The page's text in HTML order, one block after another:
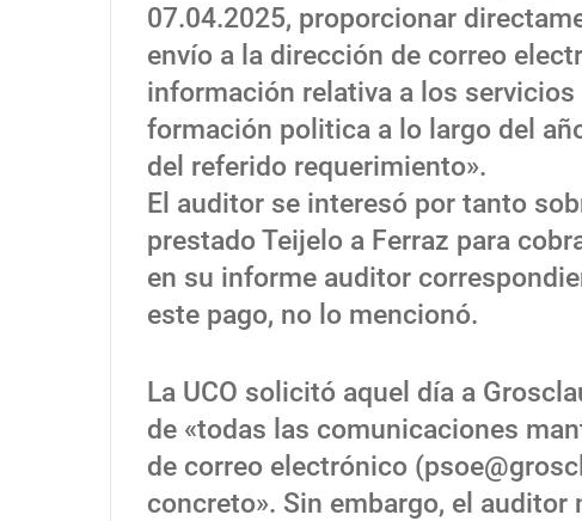
07.04.2025, proporcionar
envío a la dirección de correo
información relativa a los
formación politica a lo largo del
del referido requerimiento».
El auditor se interesó por tanto
prestado Teijelo a Ferraz para
en su informe auditor
este pago, no lo mencionó.
La UCO solicitó aquel día a
de «todas las comunicaciones
de correo electrónico
concreto». Sin embargo, el